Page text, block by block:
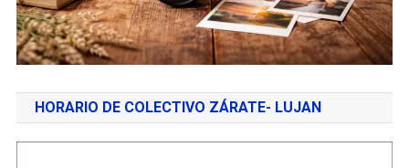
HORARIO DE COLECTIVO ZÁRATE- LUJAN